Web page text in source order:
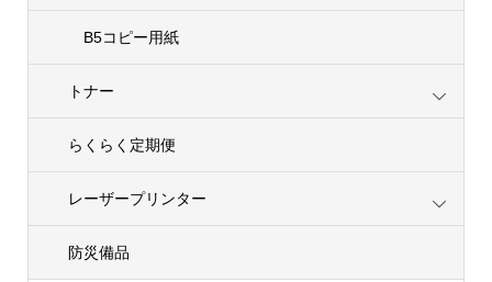
B5コピー用紙
トナー
らくらく定期便
レーザープリンター
防災備品